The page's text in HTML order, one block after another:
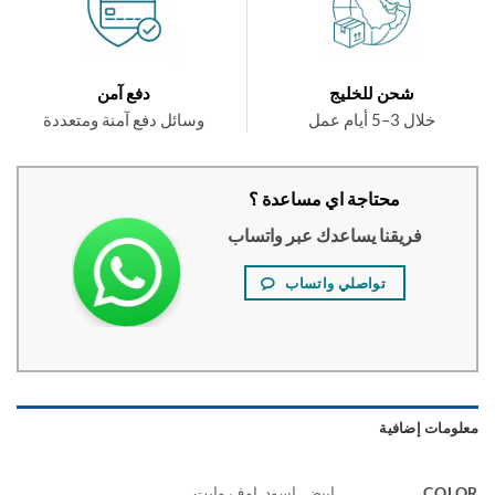
شحن للخليج
دفع آمن
وسائل دفع آمنة ومتعددة
محتاجة اي مساعدة ؟
فريقنا يساعدك عبر واتساب
تواصلي واتساب
إضافية